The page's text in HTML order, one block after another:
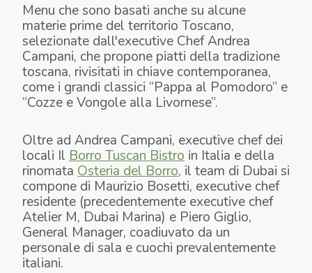
Menu che sono basati anche su alcune
materie prime del territorio Toscano,
selezionate dall'executive Chef Andrea
Campani, che propone piatti della tradizione
toscana, rivisitati in chiave contemporanea,
come i grandi classici “Pappa al Pomodoro” e
“Cozze e Vongole alla Livornese”.
Oltre ad Andrea Campani, executive chef dei
locali Il Borro Tuscan Bistro in Italia e della
rinomata Osteria del Borro, il team di Dubai si
compone di Maurizio Bosetti, executive chef
residente (precedentemente executive chef
Atelier M, Dubai Marina) e Piero Giglio,
General Manager, coadiuvato da un
personale di sala e cuochi prevalentemente
italiani.